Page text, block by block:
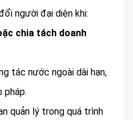
người đại diện khi:
chia tách doanh
tác nước ngoài dài hạn,
pháp.
quản lý trong quá trình